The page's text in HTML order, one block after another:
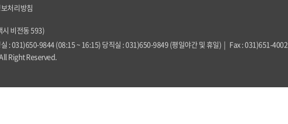
처리방침
시 비전동 593)
: 031)650-9844 (08:15 ~ 16:15) 당직실 : 031)650-9849 (평일야간 및 휴일) | Fax : 031)651-4002
Right Reserved.